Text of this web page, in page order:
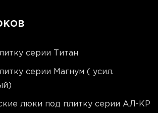
серии Титан
серии Магнум ( усил.
люки под плитку серии АЛ-КР